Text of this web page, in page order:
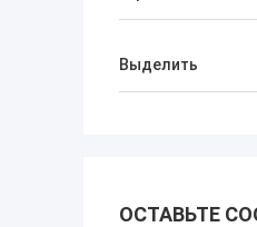
Выделить
ОСТАВЬТЕ